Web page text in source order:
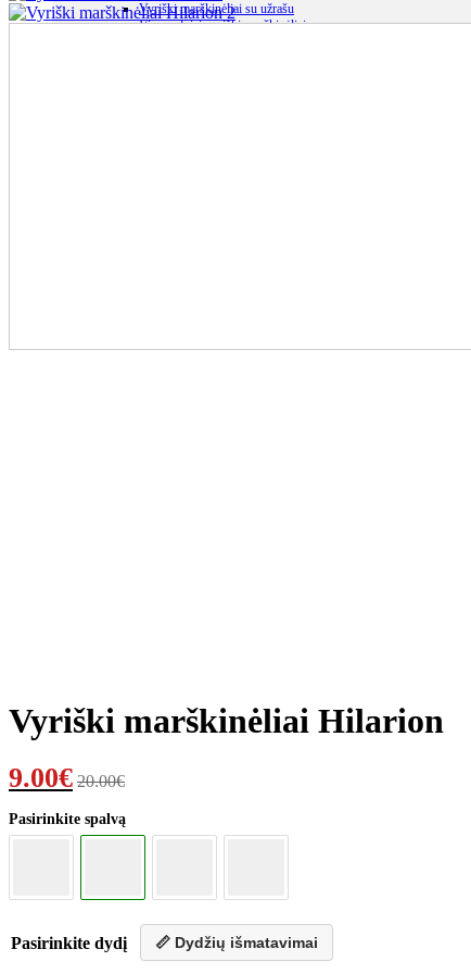
Vyriški marškinėliai su užrašu
Vienspalviai vyriški marškinėliai
Vyriški marškinėliai Hilarion
9.00€ 20.00€
Pasirinkite spalvą
Pasirinkite dydį 📏 Dydžių išmatavimai